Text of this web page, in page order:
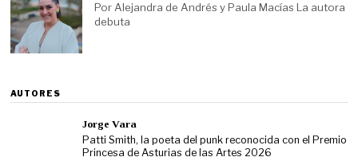
Por Alejandra de Andrés y Paula Macías La autora
debuta
AUTORES
Jorge Vara
Patti Smith, la poeta del punk reconocida con el Premio
Princesa de Asturias de las Artes 2026